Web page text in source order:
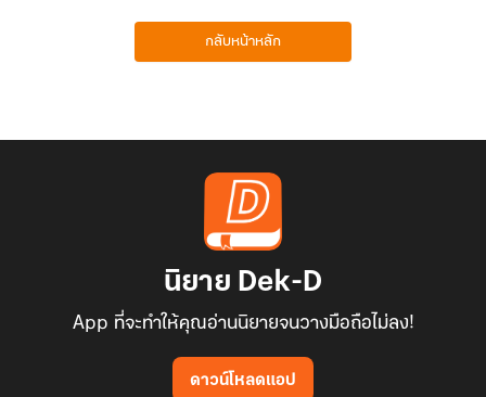
กลับหน้าหลัก
นิยาย Dek-D
App ที่จะทำให้คุณอ่านนิยายจนวางมือถือไม่ลง!
ดาวน์โหลดแอป